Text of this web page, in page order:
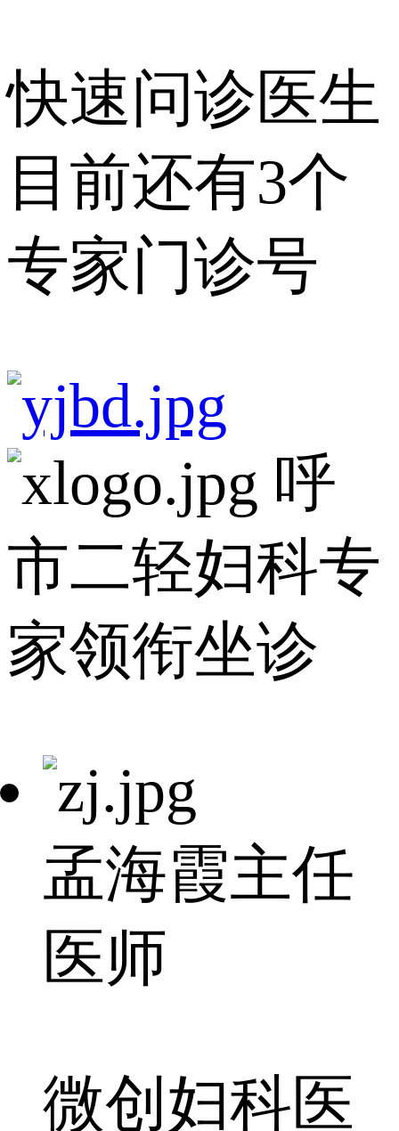
快速问诊医生
目前还有3个
专家门诊号
呼
市二轻妇科专
家领衔坐诊
孟海霞主任
医师
微创妇科医